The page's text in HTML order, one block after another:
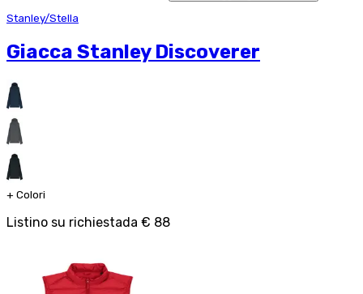
Stanley/Stella
Giacca Stanley Discoverer
+ Colori
Listino su richiestada € 88